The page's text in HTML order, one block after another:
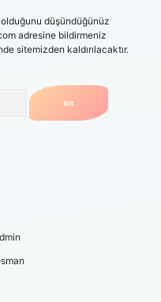
düşündüğünüz
adresine bildirmeniz
sitemizden kaldırılacaktır.